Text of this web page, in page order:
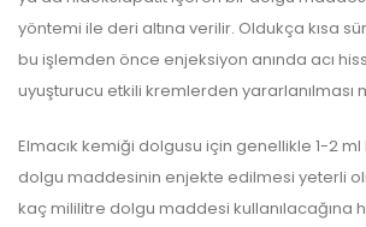
yöntemi ile deri altına verilir. Oldukça kısa
bu işlemden önce enjeksiyon anında acı
uyuşturucu etkili kremlerden yararlanılması
Elmacık kemiği dolgusu için genellikle 1-2
dolgu maddesinin enjekte edilmesi yeterli
kaç mililitre dolgu maddesi kullanılacağına